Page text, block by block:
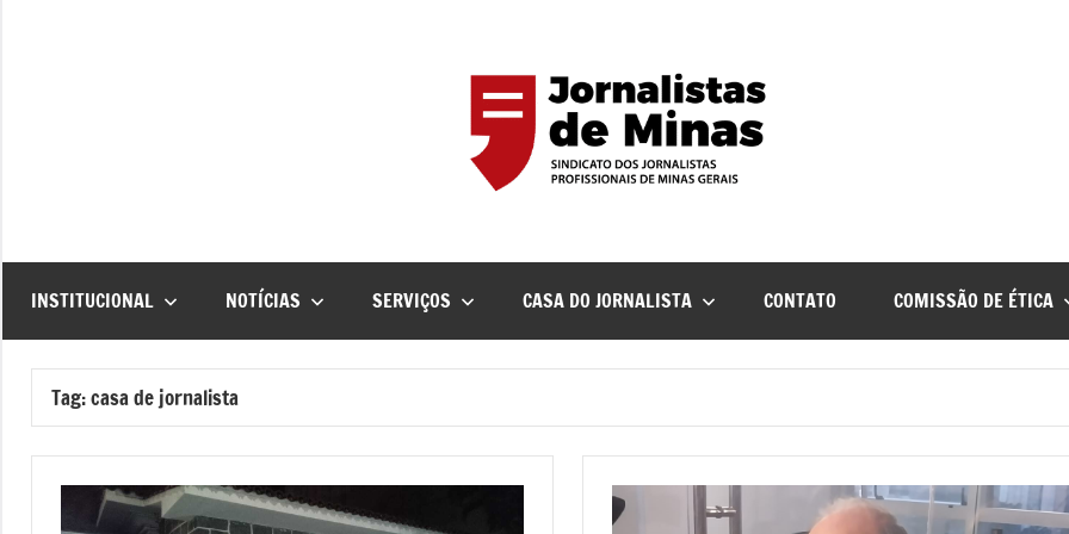
INSTITUCIONAL NOTÍCIAS SERVIÇOS CASA DO JORNALISTA CONTATO COMISSÃO DE ÉTICA
Tag:casa de jornalista